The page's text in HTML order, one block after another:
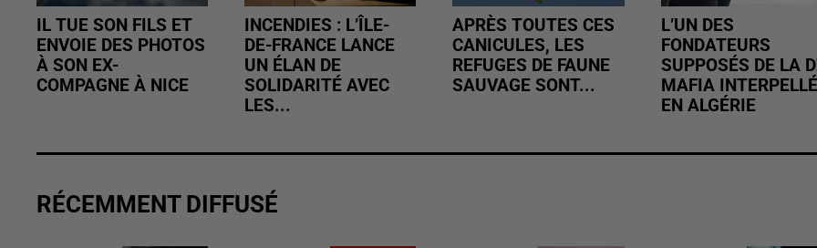
IL TUE SON FILS ET
ENVOIE DES PHOTOS
À SON EX-
COMPAGNE À NICE
INCENDIES : L’ÎLE-
DE-FRANCE LANCE
UN ÉLAN DE
SOLIDARITÉ AVEC
LES...
APRÈS TOUTES CES
CANICULES, LES
REFUGES DE FAUNE
SAUVAGE SONT...
L’UN DES
FONDATEURS
SUPPOSÉS DE LA
MAFIA INTERPELLÉ
EN ALGÉRIE
RÉCEMMENT DIFFUSÉ